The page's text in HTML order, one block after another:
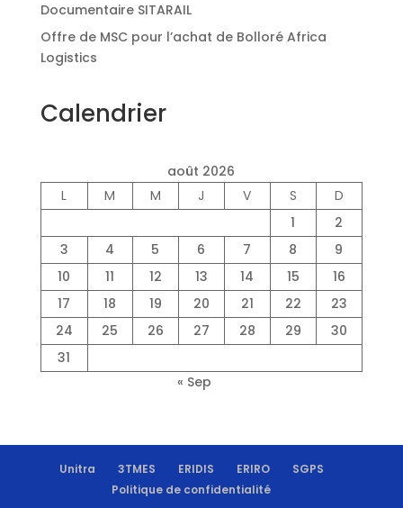
Documentaire SITARAIL
Offre de MSC pour l’achat de Bolloré Africa
Logistics
Calendrier
août 2026
L
M M J V S
D
1
2
3
4 5 6 7 8
9
10
11 12 13 14 15
16
17
18 19 20 21 22
23
24
25 26 27 28 29
30
31
« Sep
Unitra 3TMES ERIDIS ERIRO
SGPS
Politique de confidentialité